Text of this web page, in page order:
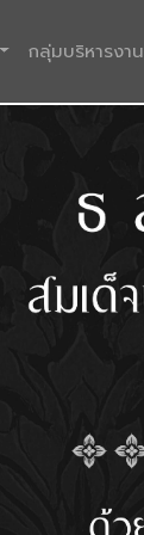
กลุ่มบริหารงาน